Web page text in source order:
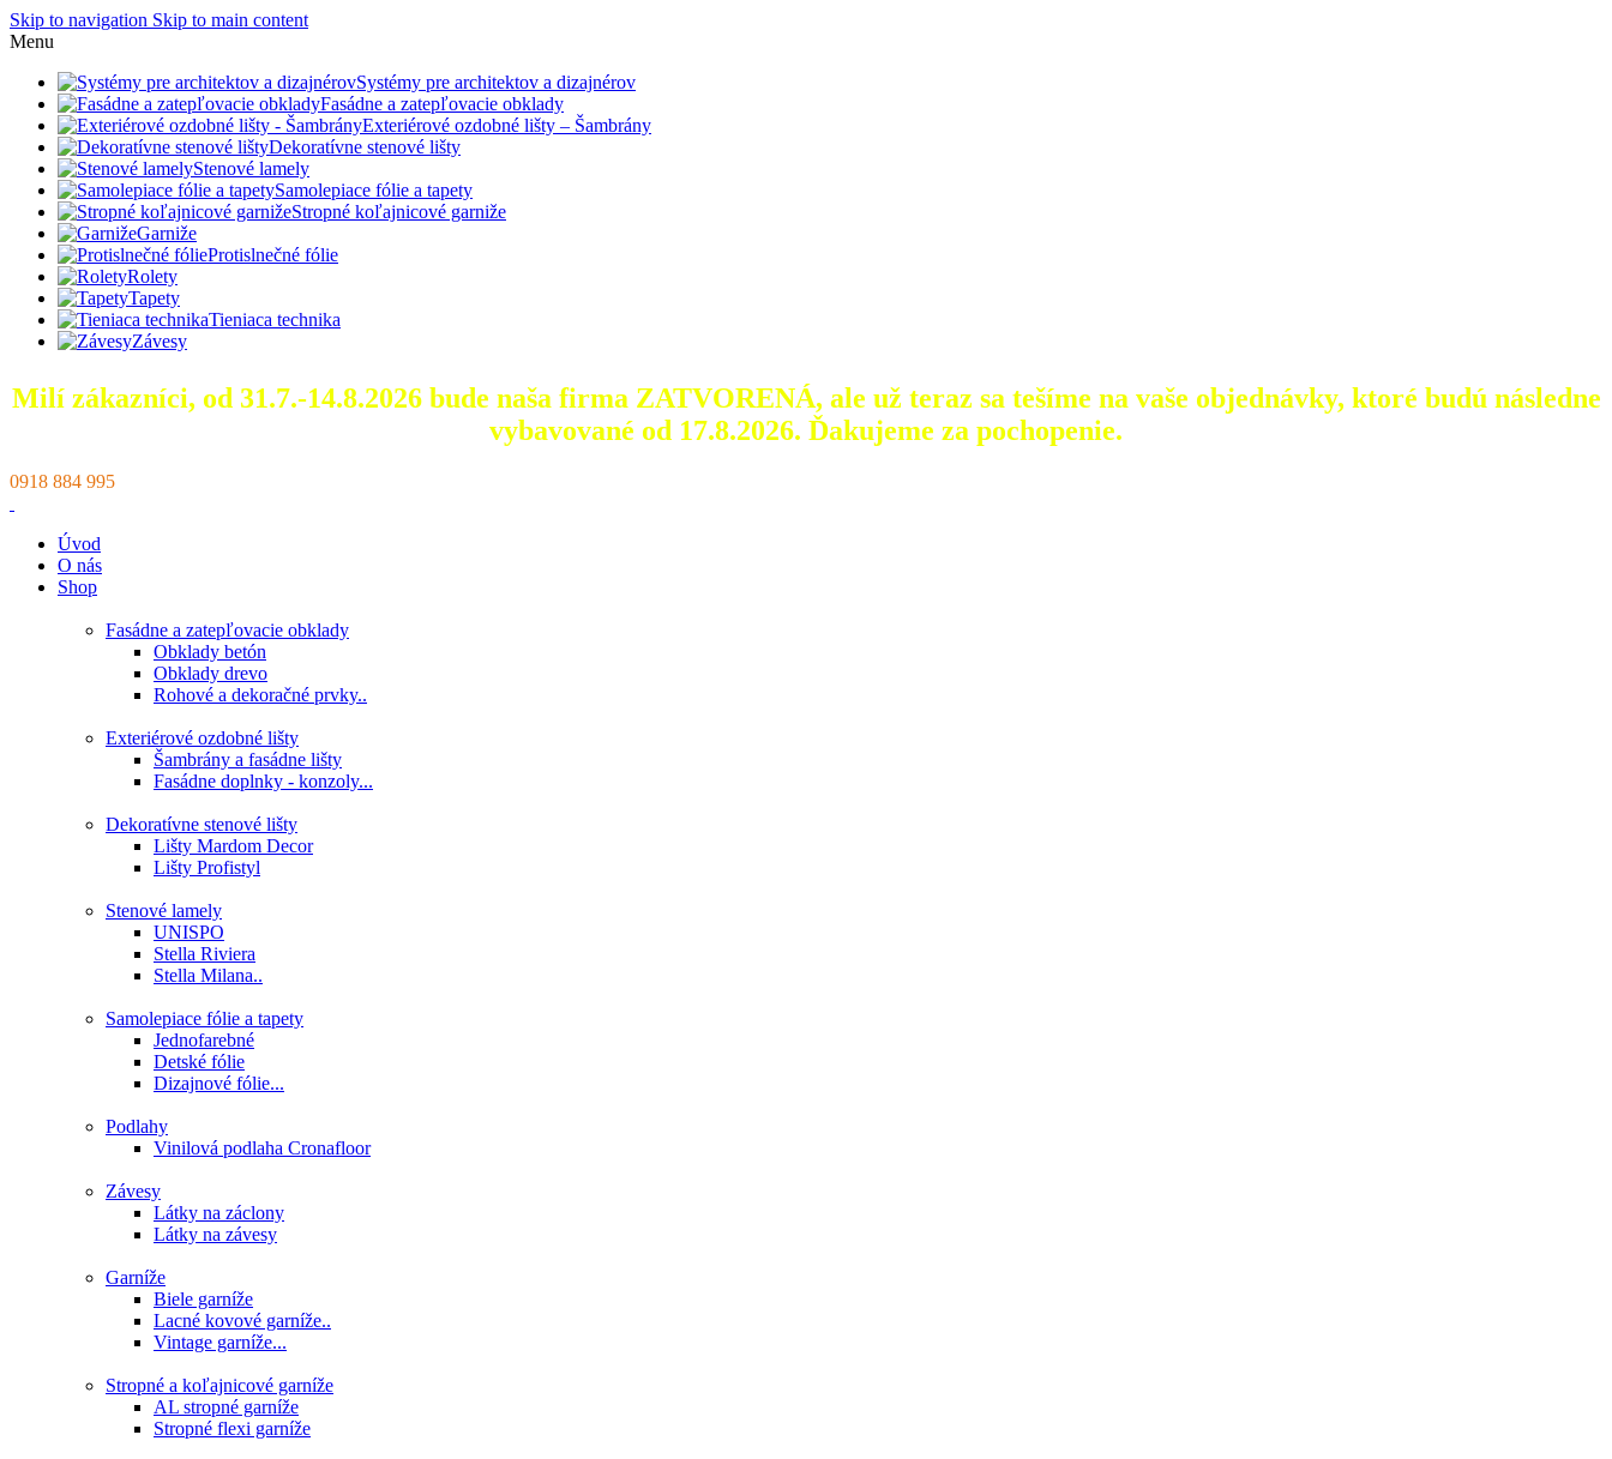
Skip to navigation Skip to main content
Menu
Systémy pre architektov a dizajnérov
Fasádne a zatepľovacie obklady
Exteriérové ozdobné lišty – Šambrány
Dekoratívne stenové lišty
Stenové lamely
Samolepiace fólie a tapety
Stropné koľajnicové garniže
Garniže
Protislnečné fólie
Rolety
Tapety
Tieniaca technika
Závesy
Milí zákazníci, od 31.7.-14.8.2026 bude naša firma ZATVORENÁ, ale už teraz sa tešíme na vaše objednávky, ktoré budú následne
vybavované od 17.8.2026. Ďakujeme za pochopenie.
0918 884 995
Úvod
O nás
Shop
Fasádne a zatepľovacie obklady
Obklady betón
Obklady drevo
Rohové a dekoračné prvky..
Exteriérové ozdobné lišty
Šambrány a fasádne lišty
Fasádne doplnky - konzoly...
Dekoratívne stenové lišty
Lišty Mardom Decor
Lišty Profistyl
Stenové lamely
UNISPO
Stella Riviera
Stella Milana..
Samolepiace fólie a tapety
Jednofarebné
Detské fólie
Dizajnové fólie...
Podlahy
Vinilová podlaha Cronafloor
Závesy
Látky na záclony
Látky na závesy
Garníže
Biele garníže
Lacné kovové garníže..
Vintage garníže...
Stropné a koľajnicové garníže
AL stropné garníže
Stropné flexi garníže